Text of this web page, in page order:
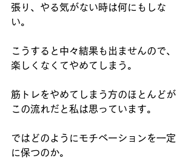
張り、やる気がない時は何にもしな
い。
こうすると中々結果も出ませんので、
楽しくなくてやめてしまう。
筋トレをやめてしまう方のほとんどが
この流れだと私は思っています。
ではどのようにモチベーションを一定
に保つのか。